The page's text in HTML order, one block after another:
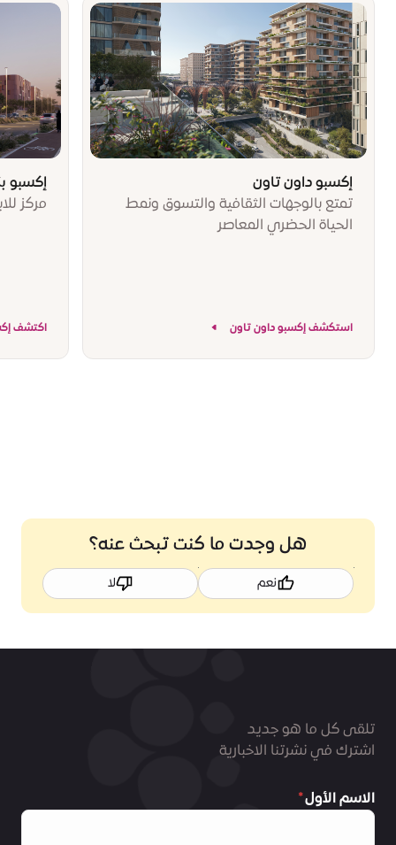
إكسبو داون تاون
تمتع بالوجهات الثقافية والتسوق ونمط
الحياة الحضري المعاصر
استكشف إكسبو داون تاون
إكسبو
مركز
اكتشف
هل وجدت ما كنت تبحث عنه؟
نعم لا
تلقى كل ما هو جديد
اشترك في نشرتنا الاخبارية
الاسم الأول